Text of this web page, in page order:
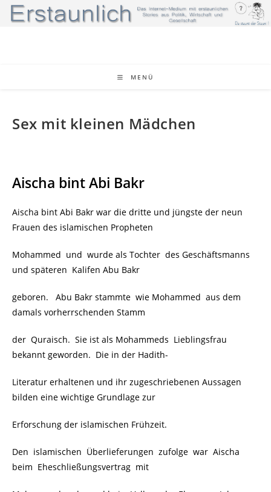
Zum
Inhalt
MENÜ
Sex mit kleinen Mädchen
Aischa bint Abi Bakr
Aischa bint Abi Bakr war die dritte und jüngste der neun
Frauen des islamischen Propheten
Mohammed und wurde als Tochter des Geschäftsmanns
und späteren Kalifen Abu Bakr
geboren. Abu Bakr stammte wie Mohammed aus dem
damals vorherrschenden Stamm
der Quraisch. Sie ist als Mohammeds Lieblingsfrau
bekannt geworden. Die in der Hadith-
Literatur erhaltenen und ihr zugeschriebenen Aussagen
bilden eine wichtige Grundlage zur
Erforschung der islamischen Frühzeit.
Den islamischen Überlieferungen zufolge war Aischa
beim Eheschließungsvertrag mit